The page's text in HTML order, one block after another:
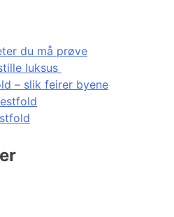
du må prøve
luksus
– slik feirer byene